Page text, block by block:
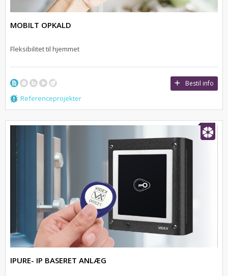
MOBILT OPKALD
Fleksibilitet til hjemmet
Bestil info
Referenceprojekter
IPURE- IP BASERET ANLÆG